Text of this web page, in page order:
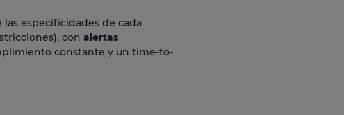
las especificidades de cada
conalertas
constante y un time-to-